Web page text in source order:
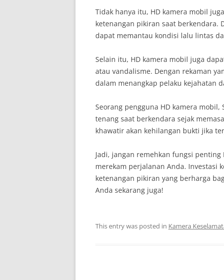
Tidak hanya itu, HD kamera mobil
ketenangan pikiran saat berkendara.
dapat memantau kondisi lalu lintas
Selain itu, HD kamera mobil juga
atau vandalisme. Dengan rekaman
dalam menangkap pelaku kejahatan
Seorang pengguna HD kamera mobil,
tenang saat berkendara sejak
khawatir akan kehilangan bukti jika
Jadi, jangan remehkan fungsi
merekam perjalanan Anda. Investasi
ketenangan pikiran yang berharga
Anda sekarang juga!
This entry was posted in Kamera